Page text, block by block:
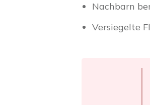
Nachbarn
Versiegelte